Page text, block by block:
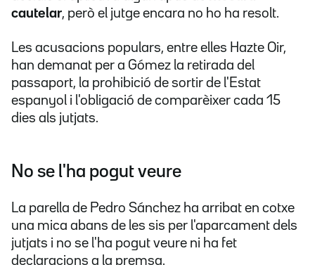
cautelar, però el jutge encara no ho ha resolt.
Les acusacions populars, entre elles Hazte Oir,
han demanat per a Gómez la retirada del
passaport, la prohibició de sortir de l'Estat
espanyol i l'obligació de comparèixer cada 15
dies als jutjats.
No se l'ha pogut veure
La parella de Pedro Sánchez ha arribat en cotxe
una mica abans de les sis per l'aparcament dels
jutjats i no se l'ha pogut veure ni ha fet
declaracions a la premsa.